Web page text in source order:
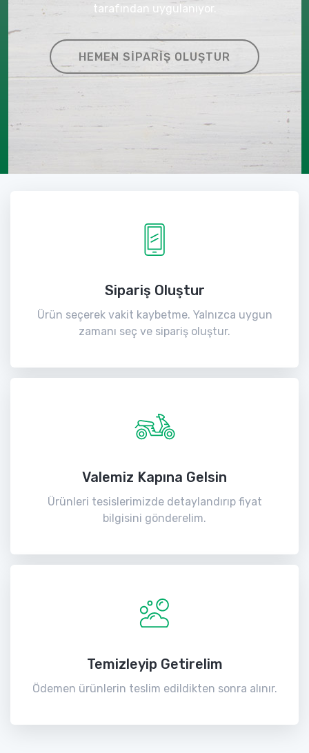
tarafından uygulanıyor.
HEMEN SIPARIŞ OLUŞTUR
Sipariş Oluştur
Ürün seçerek vakit kaybetme. Yalnızca uygun
zamanı seç ve sipariş oluştur.
Valemiz Kapına Gelsin
Ürünleri tesislerimizde detaylandırıp fiyat
bilgisini gönderelim.
Temizleyip Getirelim
Ödemen ürünlerin teslim edildikten sonra alınır.